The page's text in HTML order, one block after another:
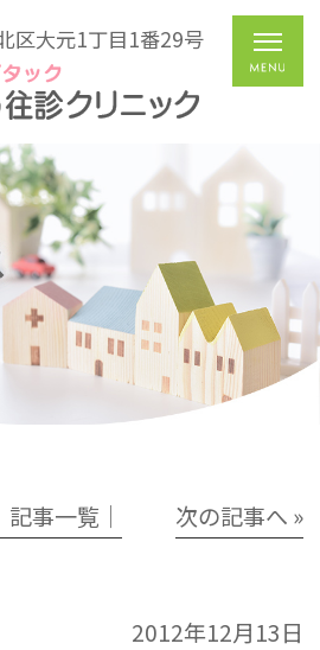
区大元1丁目1番29号
記事一覧│ 次の記事へ »
2012年12月13日